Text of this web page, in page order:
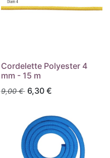
Cordelette Polyester 4
mm - 15 m
9,00€ 6,30€